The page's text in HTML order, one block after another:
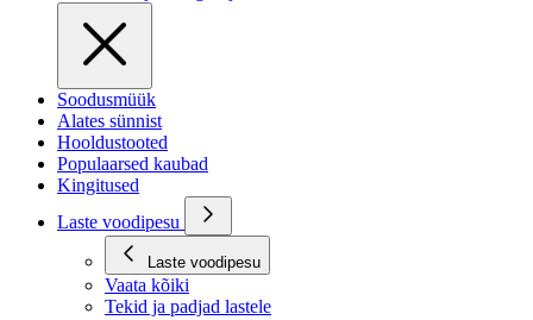
Soodusmüük
Alates sünnist
Hooldustooted
Populaarsed kaubad
Kingitused
Laste voodipesu
Laste voodipesu
Vaata kõiki
Tekid ja padjad lastele